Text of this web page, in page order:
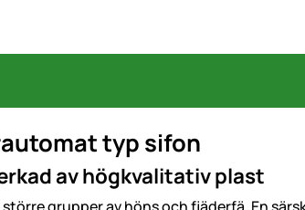
typ sifon
av högkvalitativ plast